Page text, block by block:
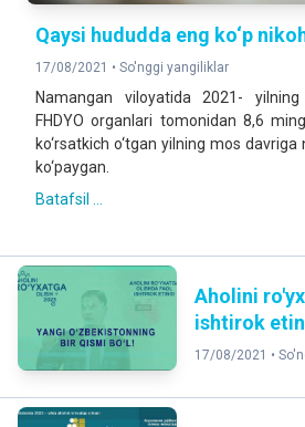
Qaysi hududda eng ko‘p
17/08/2021 • So'nggi yangiliklar
Namangan viloyatida 2021-
FHDYO organlari tomonidan 8,6
ko‘rsatkich o‘tgan yilning mos
ko‘paygan.
Batafsil ...
Aholini
ishtirok
17/08/2021 •